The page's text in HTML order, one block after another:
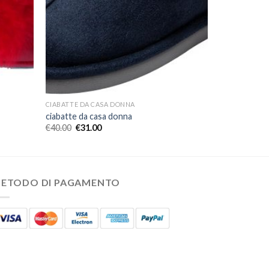
CIABATTE DA CASA DONNA
ciabatte da casa donna
€40.00 €31.00
DI PAGAMENTO